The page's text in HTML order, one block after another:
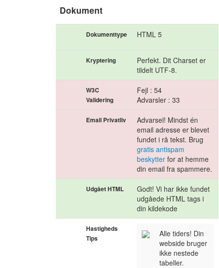
Dokument
Dokumenttype HTML 5
Kryptering
Perfekt. Dit Charset er
tildelt UTF-8.
W3C
Validering
Fejl : 54
Advarsler : 33
Email Privatliv
Advarsel! Mindst én
email adresse er blevet
fundet i rå tekst. Brug
gratis antispam
beskytter for at hemme
din email fra spammere.
Udgået HTML
Godt! Vi har ikke fundet
udgåede HTML tags i
din kildekode
Hastigheds
Tips
Alle tiders! Din
webside bruger
ikke nestede
tabeller.